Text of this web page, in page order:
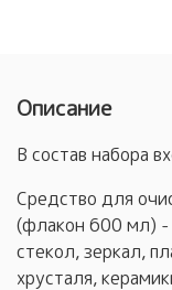
Описание
В состав набора
Средство для
(флакон 600 мл) -
стекол, зеркал,
хрусталя,